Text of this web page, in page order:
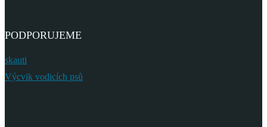
PODPORUJEME
skauti
Výcvik vodicích psů